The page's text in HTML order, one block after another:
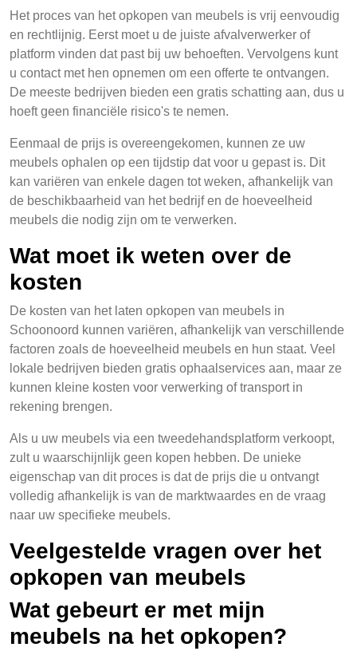
Het proces van het opkopen van meubels is vrij eenvoudig
en rechtlijnig. Eerst moet u de juiste afvalverwerker of
platform vinden dat past bij uw behoeften. Vervolgens kunt
u contact met hen opnemen om een offerte te ontvangen.
De meeste bedrijven bieden een gratis schatting aan, dus u
hoeft geen financiële risico's te nemen.
Eenmaal de prijs is overeengekomen, kunnen ze uw
meubels ophalen op een tijdstip dat voor u gepast is. Dit
kan variëren van enkele dagen tot weken, afhankelijk van
de beschikbaarheid van het bedrijf en de hoeveelheid
meubels die nodig zijn om te verwerken.
Wat moet ik weten over de
kosten
De kosten van het laten opkopen van meubels in
Schoonoord kunnen variëren, afhankelijk van verschillende
factoren zoals de hoeveelheid meubels en hun staat. Veel
lokale bedrijven bieden gratis ophaalservices aan, maar ze
kunnen kleine kosten voor verwerking of transport in
rekening brengen.
Als u uw meubels via een tweedehandsplatform verkoopt,
zult u waarschijnlijk geen kopen hebben. De unieke
eigenschap van dit proces is dat de prijs die u ontvangt
volledig afhankelijk is van de marktwaardes en de vraag
naar uw specifieke meubels.
Veelgestelde vragen over het
opkopen van meubels
Wat gebeurt er met mijn
meubels na het opkopen?